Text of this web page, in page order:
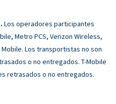
Los operadores participantes
Metro PCS, Verizon Wireless,
Mobile. Los transportistas no son
​​o no entregados. T-Mobile
retrasados ​​o no entregados.